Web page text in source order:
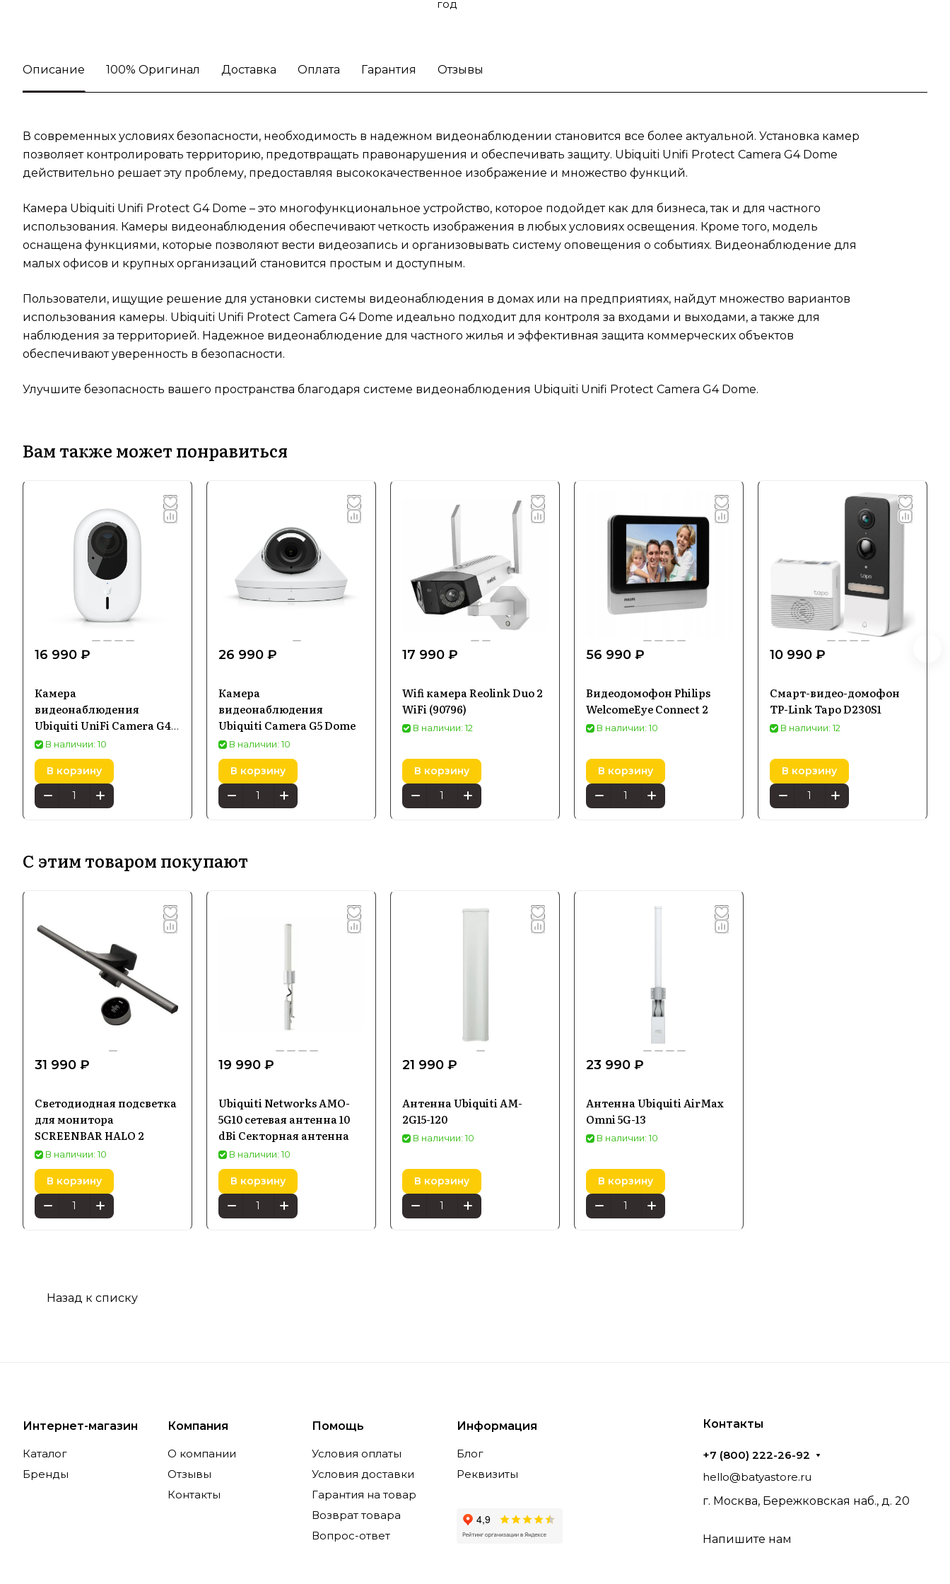
для контроля за входами и выходами, а также
обеспечивают уверенность в
безопасности.Улучшите безопасность вашего
пространства благодаря системе
G4 Dome.
год
Описание 100% Оригинал Доставка Оплата Гарантия Отзывы
В современных условиях безопасности, необходимость в надежном видеонаблюдении становится все более актуальной. Установка камер
позволяет контролировать территорию, предотвращать правонарушения и обеспечивать защиту. Ubiquiti Unifi Protect Camera G4 Dome
действительно решает эту проблему, предоставляя высококачественное изображение и множество функций.
Камера Ubiquiti Unifi Protect G4 Dome – это многофункциональное устройство, которое подойдет как для бизнеса, так и для частного
использования. Камеры видеонаблюдения обеспечивают четкость изображения в любых условиях освещения. Кроме того, модель
оснащена функциями, которые позволяют вести видеозапись и организовывать систему оповещения о событиях. Видеонаблюдение для
малых офисов и крупных организаций становится простым и доступным.
Пользователи, ищущие решение для установки системы видеонаблюдения в домах или на предприятиях, найдут множество вариантов
использования камеры. Ubiquiti Unifi Protect Camera G4 Dome идеально подходит для контроля за входами и выходами, а также для
наблюдения за территорией. Надежное видеонаблюдение для частного жилья и эффективная защита коммерческих объектов
обеспечивают уверенность в безопасности.
Улучшите безопасность вашего пространства благодаря системе видеонаблюдения Ubiquiti Unifi Protect Camera G4 Dome.
Вам также может понравиться
16 990 ₽
Камера
видеонаблюдения
Ubiquiti UniFi Camera G4
Instant (UVC-G4-INS)
В наличии: 10
В корзину
26 990 ₽
Камера
видеонаблюдения
Ubiquiti Camera G5 Dome
В наличии: 10
В корзину
17 990 ₽
Wifi камера Reolink Duo 2
WiFi (90796)
В наличии: 12
В корзину
56 990 ₽
Видеодомофон Philips
WelcomeEye Connect 2
В наличии: 10
В корзину
10 990 ₽
Смарт-видео-домофон
TP-Link Tapo D230S1
В наличии: 12
В корзину
С этим товаром покупают
31 990 ₽
Светодиодная подсветка
для монитора
SCREENBAR HALO 2
В наличии: 10
В корзину
19 990 ₽
Ubiquiti Networks AMO-
5G10 сетевая антенна 10
dBi Секторная антенна
В наличии: 10
В корзину
21 990 ₽
Антенна Ubiquiti AM-
2G15-120
В наличии: 10
В корзину
23 990 ₽
Антенна Ubiquiti AirMax
Omni 5G-13
В наличии: 10
В корзину
Назад к списку
Интернет-магазин
Каталог
Бренды
Компания
О компании
Отзывы
Контакты
Помощь
Условия оплаты
Условия доставки
Гарантия на товар
Возврат товара
Вопрос-ответ
Информация
Блог
Реквизиты
Контакты
+7 (800) 222-26-92
hello@batyastore.ru
г. Москва, Бережковская наб., д. 20
Напишите нам